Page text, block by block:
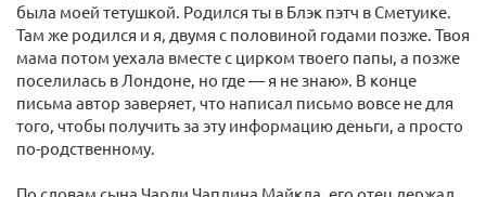
была моей тетушкой. Родился ты в Блэк пэтч в Сметуике.
Там же родился и я, двумя с половиной годами позже. Твоя
мама потом уехала вместе с цирком твоего папы, а позже
поселилась в Лондоне, но где — я не знаю». В конце
письма автор заверяет, что написал письмо вовсе не для
того, чтобы получить за эту информацию деньги, а просто
по-родственному.